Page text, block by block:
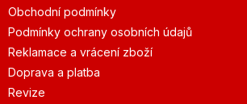
Obchodní podmínky
Podmínky ochrany osobních údajů
Reklamace a vrácení zboží
Doprava a platba
Revize